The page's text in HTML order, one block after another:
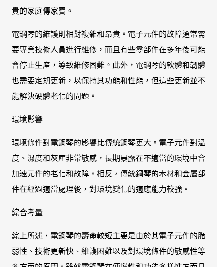
貴的家庭傳家寶。
電鋼琴的維護則相對複雜和昂貴。電子元件的故障通常需
要專業技術人員進行維修，而且有些零部件在多年後可能
會停止生產，導致維修困難。此外，電鋼琴的軟體和韌體
也需要定期更新，以保持其功能和性能，但這些更新並不
能解決硬體老化的問題。
環境影響
環境條件對電鋼琴的影響比傳統鋼琴更大。電子元件對溫
度、濕度和灰塵非常敏感，長期暴露在不適當的環境中會
加速元件的老化和故障。相反，傳統鋼琴的木材和金屬部
件在經過適當處理後，對環境變化的適應能力較強。
綜合考量
綜上所述，電鋼琴的壽命較短主要是由於其電子元件的脆
弱性、技術更新快、維護困難以及對環境條件的敏感性等